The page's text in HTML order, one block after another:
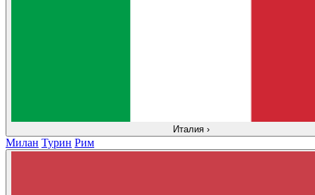
Италия ›
Милан Турин Рим